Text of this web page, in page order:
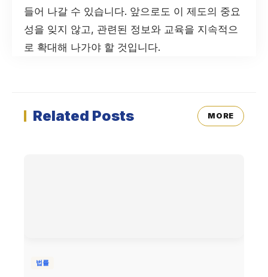
들어 나갈 수 있습니다. 앞으로도 이 제도의 중요
성을 잊지 않고, 관련된 정보와 교육을 지속적으
로 확대해 나가야 할 것입니다.
Related Posts MORE
법률